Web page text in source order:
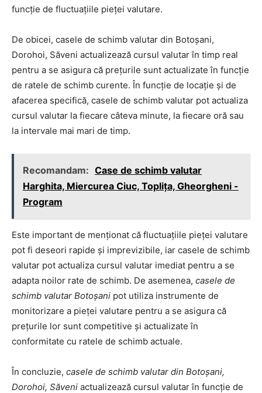
funcție de fluctuațiile pieței valutare.
De obicei, casele de schimb valutar din Botoșani,
Dorohoi, Săveni actualizează cursul valutar în timp real
pentru a se asigura că prețurile sunt actualizate în funcție
de ratele de schimb curente. În funcție de locație și de
afacerea specifică, casele de schimb valutar pot actualiza
cursul valutar la fiecare câteva minute, la fiecare oră sau
la intervale mai mari de timp.
Recomandam: Case de schimb valutar
Harghita, Miercurea Ciuc, Toplița, Gheorgheni -
Program
Este important de menționat că fluctuațiile pieței valutare
pot fi deseori rapide și imprevizibile, iar casele de schimb
valutar pot actualiza cursul valutar imediat pentru a se
adapta noilor rate de schimb. De asemenea, casele de
schimb valutar Botoșani pot utiliza instrumente de
monitorizare a pieței valutare pentru a se asigura că
prețurile lor sunt competitive și actualizate în
conformitate cu ratele de schimb actuale.
În concluzie, casele de schimb valutar din Botoșani,
Dorohoi, Săveni actualizează cursul valutar în funcție de